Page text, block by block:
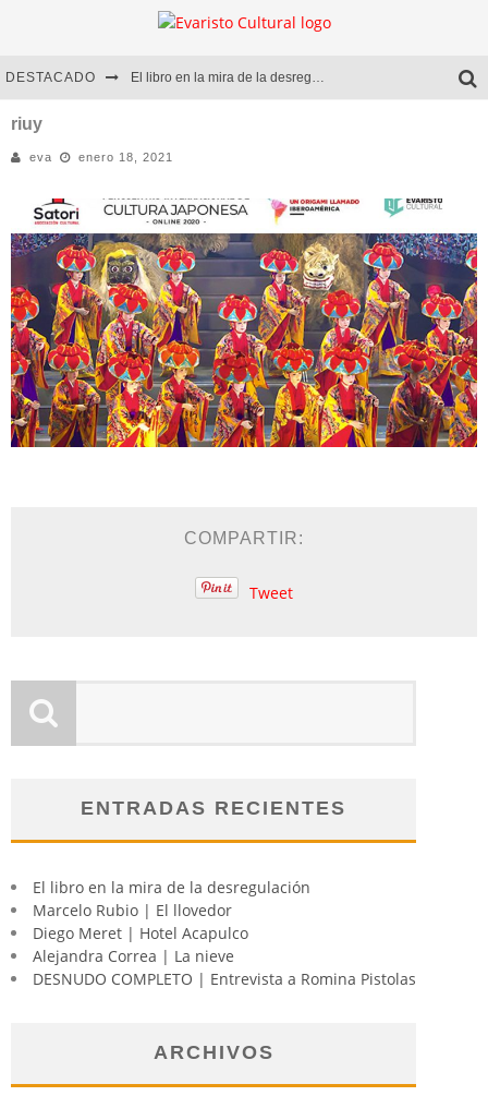
DESTACADO El libro en la mira de la desregulación
Diego Meret | Hotel Acapulco
Alejandra Correa | La nieve
riuy
eva enero 18, 2021
COMPARTIR:
Tweet
ENTRADAS RECIENTES
El libro en la mira de la desregulación
Marcelo Rubio | El llovedor
Diego Meret | Hotel Acapulco
Alejandra Correa | La nieve
DESNUDO COMPLETO | Entrevista a Romina Pistolas
ARCHIVOS